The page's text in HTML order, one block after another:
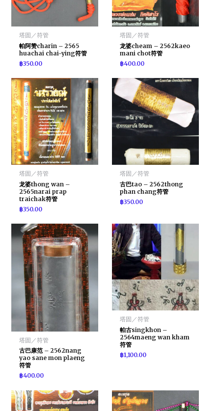
塔固／符管
帕阿赞charin – 2565
huachai chai-ying符管
฿350.00
塔固／符管
龙婆cheam – 2562kaeo
mani chot符管
฿400.00
塔固／符管
龙婆thong wan –
2565narai prap
traichak符管
฿350.00
塔固／符管
古巴tao – 2562thong
phan chang符管
฿350.00
塔固／符管
古巴康范 – 2562nang
yao sane mon plaeng
符管
฿400.00
塔固／符管
帕古singkhon –
2564maeng wan kham
符管
฿1,100.00